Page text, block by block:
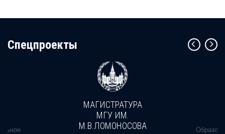
Cпецпроекты
МАГИСТРАТУРА
МГУ ИМ.
М.В.ЛОМОНОСОВА